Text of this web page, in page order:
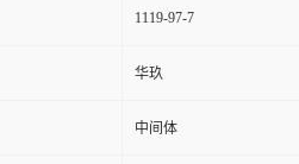
1119-97-7
华玖
中间体